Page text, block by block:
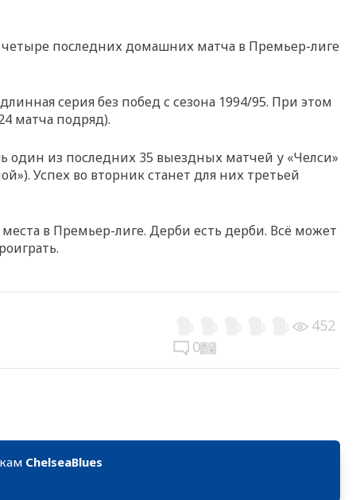
последних домашних матча в Премьер-лиге
серия без побед с сезона 1994/95. При этом
матча подряд).
один из последних 35 выездных матчей у «Челси»
Успех во вторник станет для них третьей
в Премьер-лиге. Дерби есть дерби. Всё может
452
0
ChelseaBlues